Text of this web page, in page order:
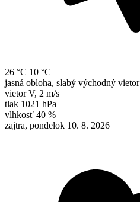
26 °C 10 °C
jasná obloha, slabý východný vietor
vietor V, 2 m/s
tlak 1021 hPa
vlhkosť 40 %
zajtra, pondelok 10. 8. 2026